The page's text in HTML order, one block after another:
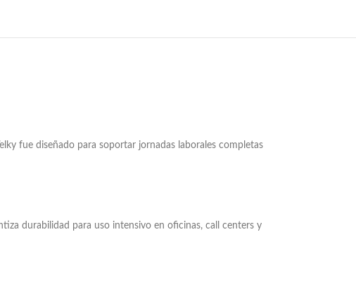
fue diseñado para soportar jornadas laborales completas
durabilidad para uso intensivo en oficinas, call centers y